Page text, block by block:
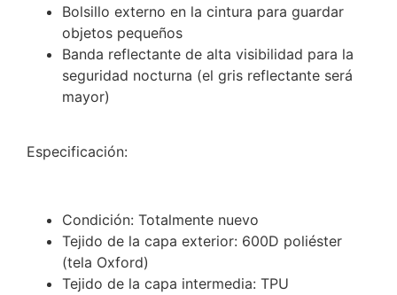
Bolsillo externo en la cintura para guardar
objetos pequeños
Banda reflectante de alta visibilidad para la
seguridad nocturna (el gris reflectante será
mayor)
Especificación:
Condición: Totalmente nuevo
Tejido de la capa exterior: 600D poliéster
(tela Oxford)
Tejido de la capa intermedia: TPU